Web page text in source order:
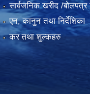
सार्वजनिक खरीद /
एन, कानुन तथा निर्देशिका
कर तथा शुल्कहरु